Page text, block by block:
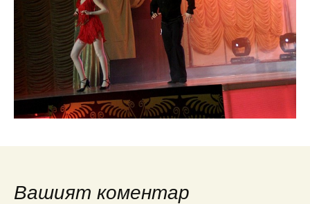
Вашият коментар